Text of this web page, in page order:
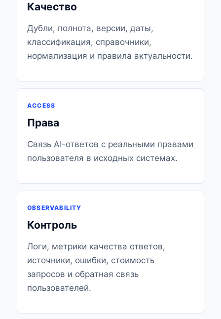
Качество
Дубли, полнота, версии, даты,
классификация, справочники,
нормализация и правила актуальности.
ACCESS
Права
Связь AI-ответов с реальными правами
пользователя в исходных системах.
OBSERVABILITY
Контроль
Логи, метрики качества ответов,
источники, ошибки, стоимость
запросов и обратная связь
пользователей.